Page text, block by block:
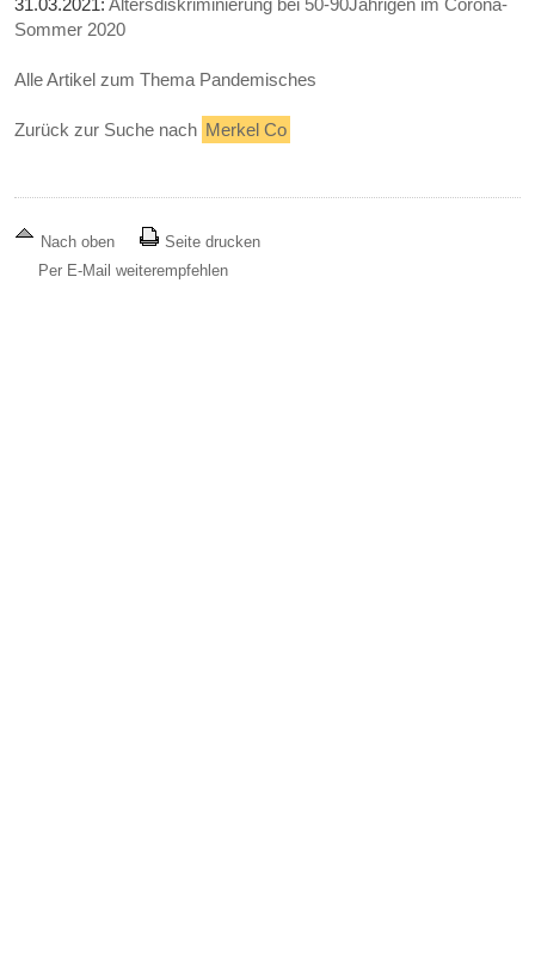
31.03.2021:Altersdiskriminierung bei 50-90Jährigen im Corona-
Sommer 2020
Alle Artikel zum Thema Pandemisches
Zurück zur Suche nach Merkel Co
Nach oben
Seite drucken
Per E-Mail weiterempfehlen